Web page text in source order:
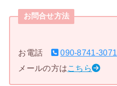
お問合せ方法
お電話
090-8741-3071
メールの方はこちら